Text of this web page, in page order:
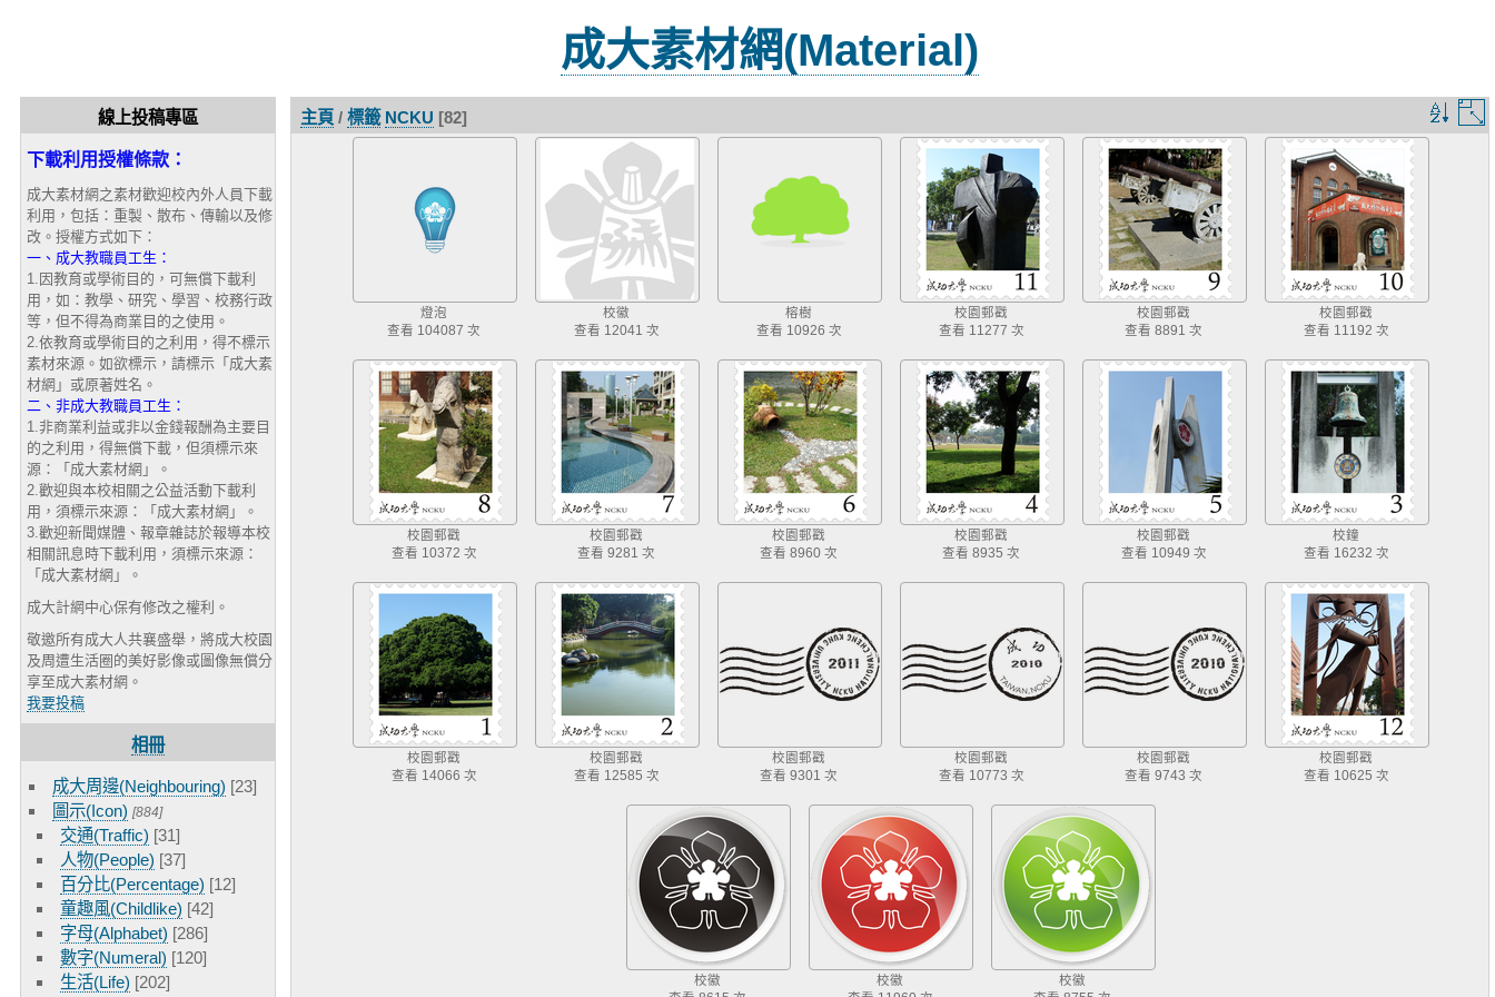
成大素材網(Material)
線上投稿專區
下載利用授權條款：
成大素材網之素材歡迎校內外人員下載
利用，包括：重製、散布、傳輸以及修
改。授權方式如下：
一、成大教職員工生：
1.因教育或學術目的，可無償下載利
用，如：教學、研究、學習、校務行政
等，但不得為商業目的之使用。
2.依教育或學術目的之利用，得不標示
素材來源。如欲標示，請標示「成大素
材網」或原著姓名。
二、非成大教職員工生：
1.非商業利益或非以金錢報酬為主要目
的之利用，得無償下載，但須標示來
源：「成大素材網」。
2.歡迎與本校相關之公益活動下載利
用，須標示來源：「成大素材網」。
3.歡迎新聞媒體、報章雜誌於報導本校
相關訊息時下載利用，須標示來源：
「成大素材網」。
成大計網中心保有修改之權利。
敬邀所有成大人共襄盛舉，將成大校園
及周遭生活圈的美好影像或圖像無償分
享至成大素材網。
我要投稿
相冊
成大周邊(Neighbouring) [23]
圖示(Icon) [884]
交通(Traffic) [31]
人物(People) [37]
百分比(Percentage) [12]
童趣風(Childlike) [42]
字母(Alphabet) [286]
數字(Numeral) [120]
生活(Life) [202]
排
序
主頁 / 標籤 NCKU [82]
燈泡
查看 104087 次
校徽
查看 12041 次
榕樹
查看 10926 次
校園郵戳
查看 11277 次
校園郵戳
查看 8891 次
校園郵戳
查看 11192 次
校園郵戳
查看 10372 次
校園郵戳
查看 9281 次
校園郵戳
查看 8960 次
校園郵戳
查看 8935 次
校園郵戳
查看 10949 次
校鐘
查看 16232 次
校園郵戳
查看 14066 次
校園郵戳
查看 12585 次
校園郵戳
查看 9301 次
校園郵戳
查看 10773 次
校園郵戳
查看 9743 次
校園郵戳
查看 10625 次
校徽
校徽
校徽